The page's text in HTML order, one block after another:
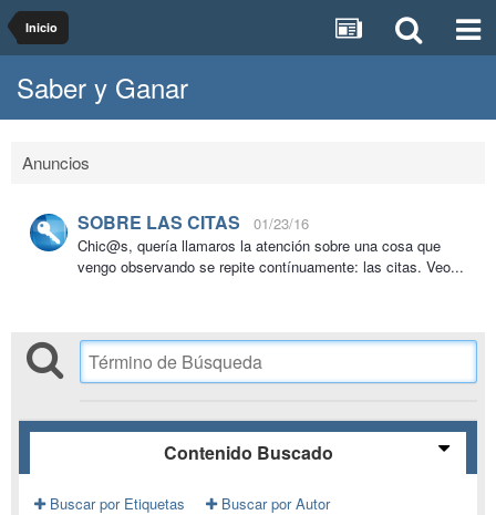
Inicio
Saber y Ganar
Anuncios
SOBRE LAS CITAS
01/23/16
Chic@s, quería llamaros la atención sobre una cosa que
vengo observando se repite contínuamente: las citas. Veo...
Contenido Buscado
Buscar por Etiquetas Buscar por Autor